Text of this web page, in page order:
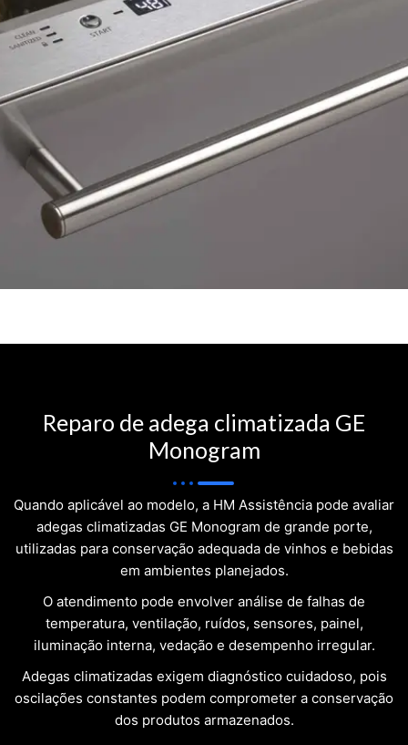
Reparo de adega climatizada GE
Monogram
Quando aplicável ao modelo, a HM Assistência pode avaliar
adegas climatizadas GE Monogram de grande porte,
utilizadas para conservação adequada de vinhos e bebidas
em ambientes planejados.
O atendimento pode envolver análise de falhas de
temperatura, ventilação, ruídos, sensores, painel,
iluminação interna, vedação e desempenho irregular.
Adegas climatizadas exigem diagnóstico cuidadoso, pois
oscilações constantes podem comprometer a conservação
dos produtos armazenados.